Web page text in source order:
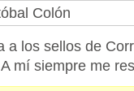
a los sellos de
mí siempre me